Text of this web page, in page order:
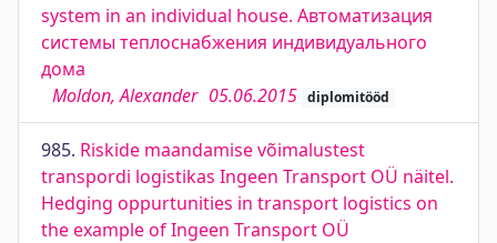
system in an individual house. Автоматизация
системы теплоснабжения индивидуального
дома
Moldon, Alexander 05.06.2015 diplomitööd
985. Riskide maandamise võimalustest
transpordi logistikas Ingeen Transport OÜ näitel.
Hedging oppurtunities in transport logistics on
the example of Ingeen Transport OÜ